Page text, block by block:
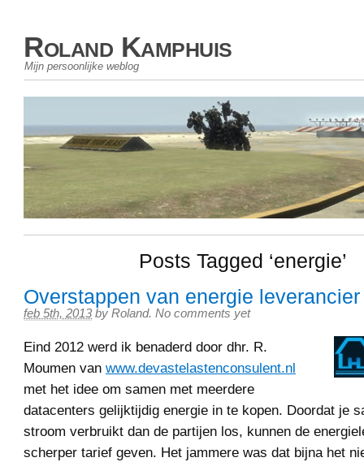
Roland Kamphuis
Mijn persoonlijke weblog
Posts Tagged ‘energie’
Overstappen van energie leverancier
feb 5th, 2013 by Roland. No comments yet
Eind 2012 werd ik benaderd door dhr. R.
Moumen van www.devastelastenconsulent.nl
met het idee om samen met meerdere
datacenters gelijktijdig energie in te kopen. Doordat je
stroom verbruikt dan de partijen los, kunnen de
scherper tarief geven. Het jammere was dat bijna het